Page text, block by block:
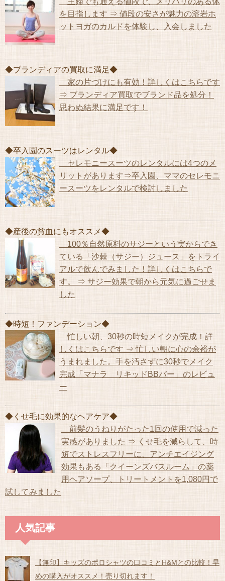
を目指します ⇒ 値段の安さが魅力の溶岩ホ
ットヨガのカルドを体験し、入会しました
◆ブランディアの買取に満足◆
家の片づけにも有効！詳しくはこちらです
⇒ ブランディア買取でブランド品を処分！
思わぬ結果に満足です！
◆卒入園のスーツはレンタル◆
セレモニースーツのレンタルには4つのメ
リットがあります⇒卒入園、ママのセレモニ
ースーツをレンタルで検討しました
◆産後の貧血にもオススメ◆
100％自然原料のサジーという実からでき
ている「沙棘（サジー）ジュース」をトライ
アルで飲んでみました！詳しくはこちらで
す。 ⇒ サジー効果で朝から元気に過ごせま
した
◆時短！ファンデーション◆
忙しい朝、30秒の時短メイクが完成！詳
しくはこちらです ⇒ 忙しい朝に心の余裕が
うまれました。手を汚さずに30秒でメイク
完成「マナラ リキッドBBバー」のレビュ
ー
◆くせ毛に効果的なヘアケア◆
前髪のうねりがたった1回の使用で減った
実感がありました ⇒ くせ毛を減らして、時
短でストレスフリーに、アンチエイジング
効果もある「クイーンズバスルーム」の薬
用ヘアソープ、トリートメントを1,080円で
試してみました
人気記事
【無印】キッズのポロシャツの口コミとH&Mとの比較！早
めの購入がオススメ！売り切れます！